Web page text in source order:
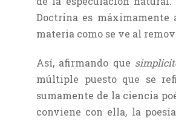
Doctrina es máximamente
materia como se ve al
Así, afirmando que
múltiple puesto que se
sumamente de la ciencia
conviene con ella, la